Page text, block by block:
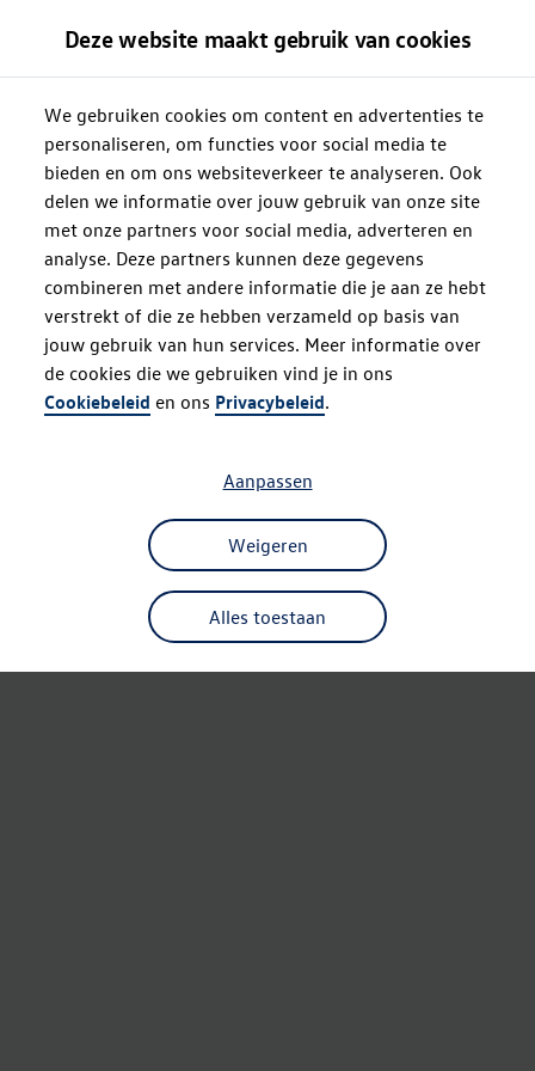
Deze website maakt gebruik van cookies
We gebruiken cookies om content en advertenties te
personaliseren, om functies voor social media te
bieden en om ons websiteverkeer te analyseren. Ook
delen we informatie over jouw gebruik van onze site
met onze partners voor social media, adverteren en
analyse. Deze partners kunnen deze gegevens
combineren met andere informatie die je aan ze hebt
verstrekt of die ze hebben verzameld op basis van
jouw gebruik van hun services. Meer informatie over
de cookies die we gebruiken vind je in ons
Cookiebeleid en ons Privacybeleid.
Alles toestaan
Weigeren
Aanpassen
Oops!
Something went wrong. Please try
refreshing the app
Refresh